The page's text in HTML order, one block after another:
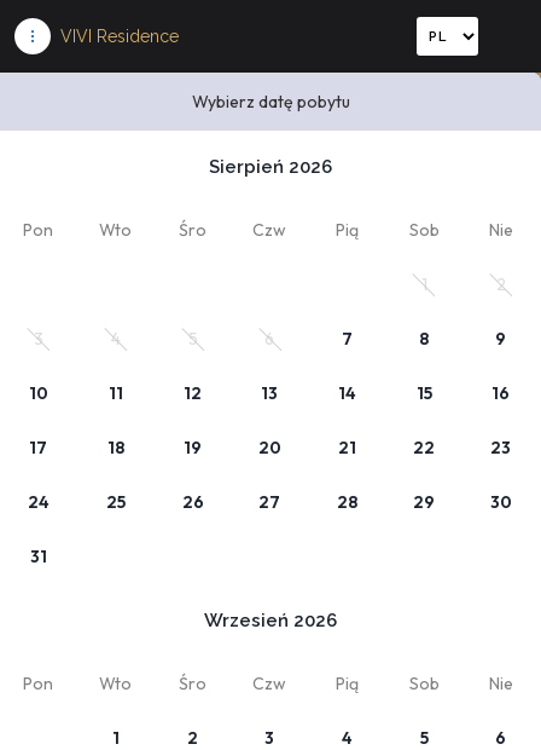
VIVI Residence
Wybierz datę pobytuWybierz datę pobytu
Sierpień 2026
Pon Wto Śro Czw Pią Sob Nie
1 2
3 4 5 6 7 8 9
10 11 12 13 14 15 16
17 18 19 20 21 22 23
24 25 26 27 28 29 30
31
Wrzesień 2026
Pon Wto Śro Czw Pią Sob Nie
1 2 3 4 5 6
Wybierz datę lub jeden z poniższych cenników.
Oferta standardowa bez śniadania